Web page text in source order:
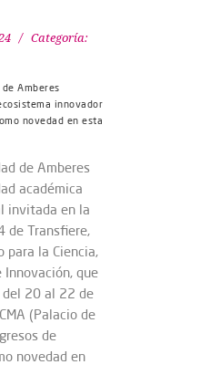
Categoría:
Amberes
innovador
novedad en esta
de Amberes
académica
invitada en la
de Transfiere,
para la Ciencia,
Innovación, que
20 al 22 de
(Palacio de
de
novedad en